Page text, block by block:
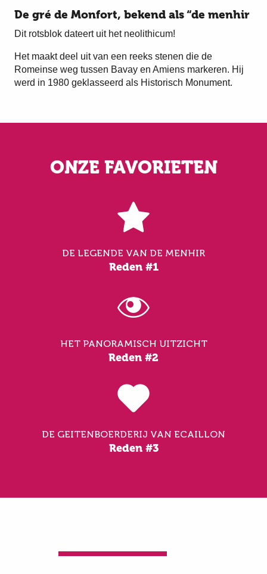
De gré de Monfort, bekend als “de menhir
Dit rotsblok dateert uit het neolithicum!
Het maakt deel uit van een reeks stenen die de
Romeinse weg tussen Bavay en Amiens markeren. Hij
werd in 1980 geklasseerd als Historisch Monument.
ONZE FAVORIETEN
DE LEGENDE VAN DE MENHIR
Reden #1
HET PANORAMISCH UITZICHT
Reden #2
DE GEITENBOERDERIJ VAN ECAILLON
Reden #3